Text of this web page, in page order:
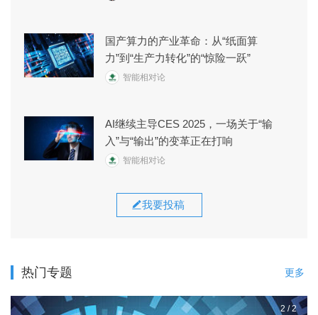
国产算力的产业革命：从“纸面算
力”到“生产力转化”的“惊险一跃”
智能相对论
AI继续主导CES 2025，一场关于“输
入”与“输出”的变革正在打响
智能相对论
我要投稿
热门专题 更多
2 /2